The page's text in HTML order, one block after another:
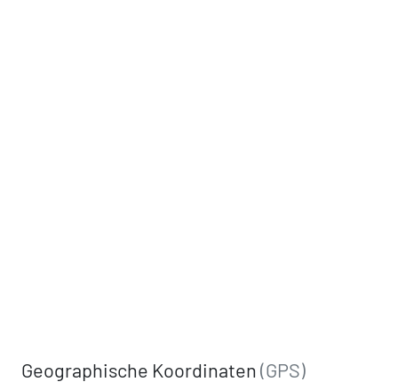
Geographische Koordinaten(GPS)